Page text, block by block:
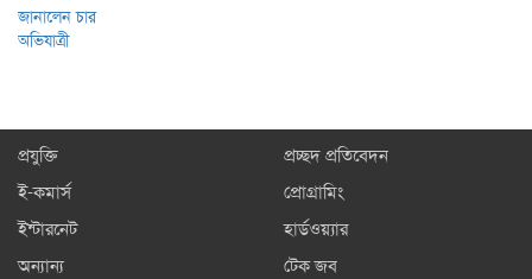
প্রযুক্তি
প্রচ্ছদ প্রতিবেদন
ই-কমার্স
প্রোগ্রামিং
ইন্টারনেট
হার্ডওয়্যার
অন্যান্য
টেক জব